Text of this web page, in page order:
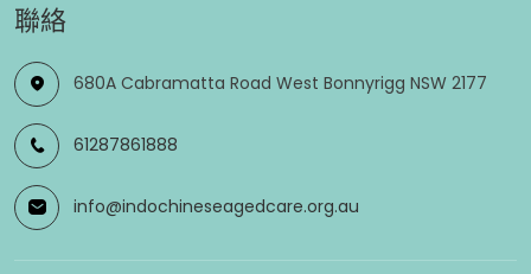
聯絡
680A Cabramatta Road West Bonnyrigg NSW 2177
61287861888
info@indochineseagedcare.org.au